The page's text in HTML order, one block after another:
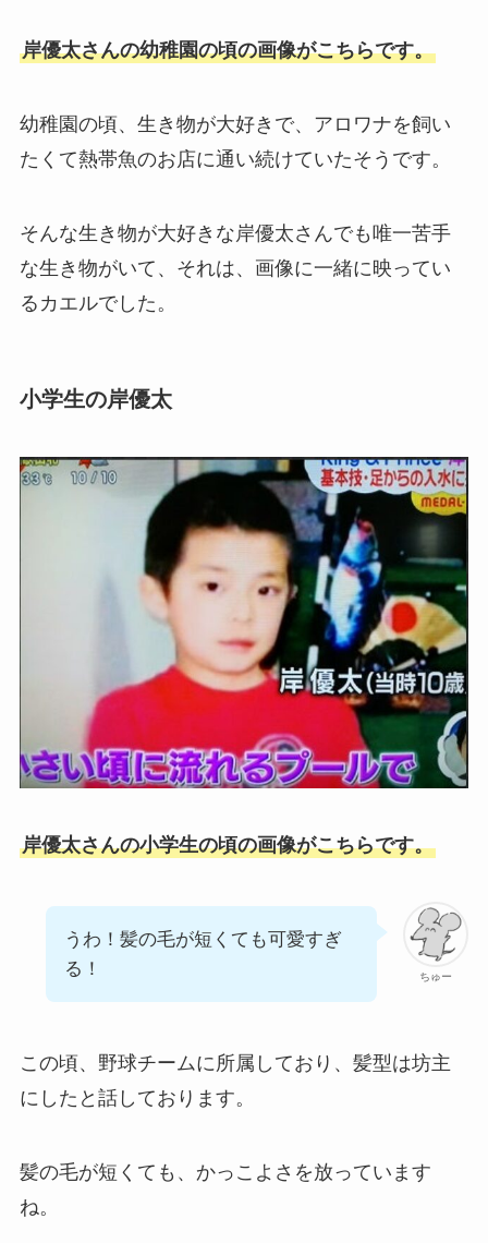
岸優太さんの幼稚園の頃の画像がこちらです。
幼稚園の頃、生き物が大好きで、アロワナを飼い
たくて熱帯魚のお店に通い続けていたそうです。
そんな生き物が大好きな岸優太さんでも唯一苦手
な生き物がいて、それは、画像に一緒に映ってい
るカエルでした。
小学生の岸優太
岸優太さんの小学生の頃の画像がこちらです。
ちゅー
うわ！髪の毛が短くても可愛すぎ
る！
この頃、野球チームに所属しており、髪型は坊主
にしたと話しております。
髪の毛が短くても、かっこよさを放っています
ね。